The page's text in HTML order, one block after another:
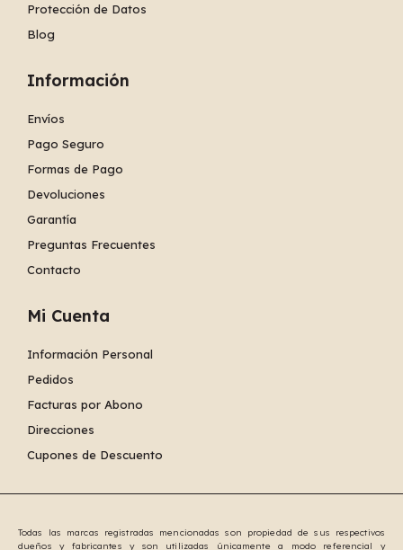
Protección de Datos
Blog
Información
Envíos
Pago Seguro
Formas de Pago
Devoluciones
Garantía
Preguntas Frecuentes
Contacto
Mi Cuenta
Información Personal
Pedidos
Facturas por Abono
Direcciones
Cupones de Descuento
Todas las marcas registradas mencionadas son propiedad de sus respectivos
dueños y fabricantes y son utilizadas únicamente a modo referencial y